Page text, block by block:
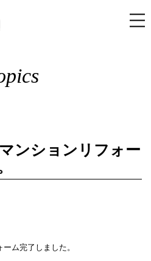
ンションリフォー
ム完了しました。